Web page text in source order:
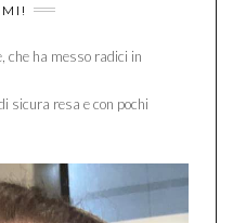
che ha messo radici in
sicura resa e con pochi